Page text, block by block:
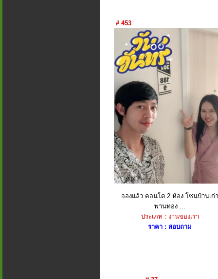
# 453
จองแล้ว คอนโด 2 ห้อง โซนบ้านเก่า
พานทอง ...
ประเภท : งานของเรา
ราคา : สอบถาม